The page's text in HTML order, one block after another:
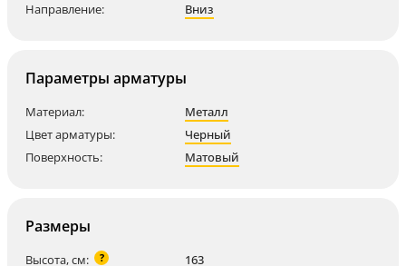
Направление:
Вниз
Параметры арматуры
Материал:
Металл
Цвет арматуры:
Черный
Поверхность:
Матовый
Размеры
Высота, см: ?
163